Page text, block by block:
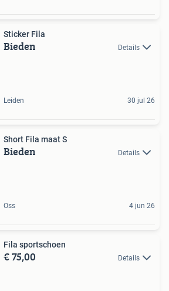
Sticker Fila
Bieden Details
Leiden 30 jul 26
Short Fila maat S
Bieden Details
Oss 4 jun 26
Fila sportschoen
€ 75,00 Details